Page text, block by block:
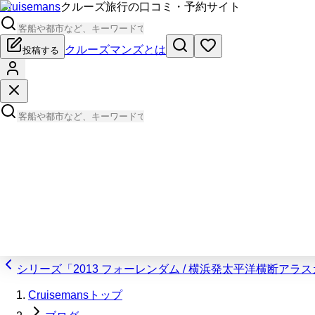
Cruisemansクルーズ旅行の口コミ・予約サイト
投稿する クルーズマンズとは
シリーズ「2013 フォーレンダム / 横浜発太平洋横断アラス
Cruisemansトップ